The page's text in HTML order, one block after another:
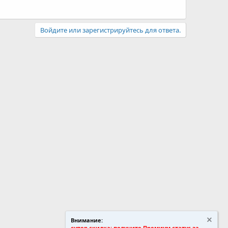
Войдите или зарегистрируйтесь для ответа.
Внимание: